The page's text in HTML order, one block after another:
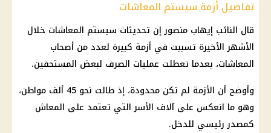
تفاصيل أزمة سيستم المعاشات
قال النائب إيهاب منصور إن تحديثات سيستم المعاشات خلال
الأشهر الأخيرة تسببت في أزمة كبيرة لعدد من أصحاب
المعاشات، بعدما تعطلت عمليات الصرف لبعض المستحقين.
وأوضح أن الأزمة لم تكن محدودة، إذ طالت نحو 45 ألف مواطن،
وهو ما انعكس على آلاف الأسر التي تعتمد على المعاش
كمصدر رئيسي للدخل.